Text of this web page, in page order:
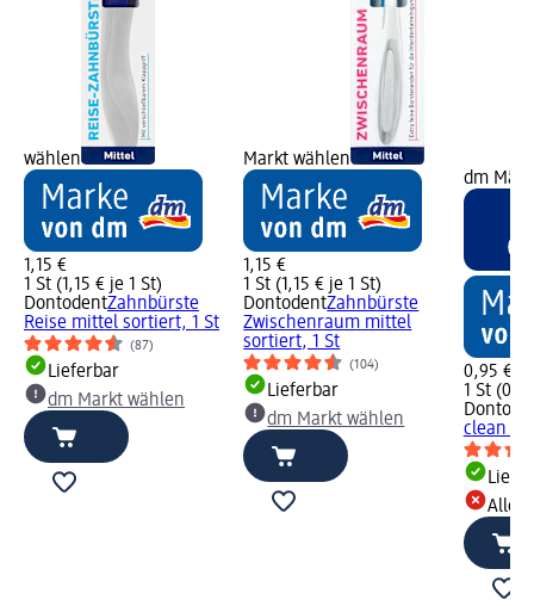
wählen
1,15 €
1 St (1,15 € je 1 St)
DontodentZahnbürste
Reise mittel sortiert, 1 St
(87)
Lieferbar
dm Markt wählen
Markt wählen
1,15 €
1 St (1,15 € je 1 St)
DontodentZahnbürste
Zwischenraum mittel
sortiert, 1 St
(104)
Lieferbar
dm Markt wählen
dm
0,95 €
1 St
clean
Alle